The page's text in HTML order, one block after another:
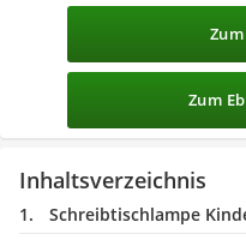
Zum
Inhaltsverzeichnis
Schreibtischlampe